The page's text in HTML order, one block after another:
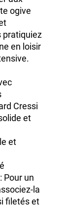
ogive
pratiquiez
en loisir
Cressi
et
et
: Pour un
la
filetés et